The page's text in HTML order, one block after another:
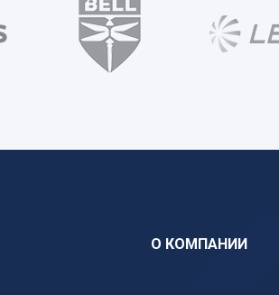
О КОМПАНИИ